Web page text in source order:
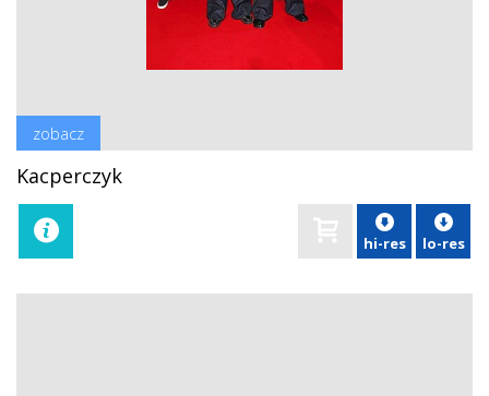
zobacz
Kacperczyk
hi-res lo-res